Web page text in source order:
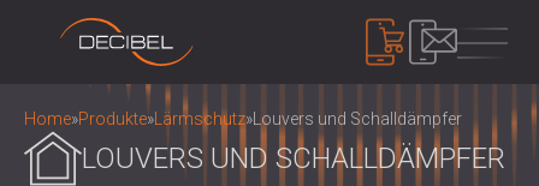
PRODUKTE
Home»Produkte» Lärmschutz» Louvers und Schalldämpfer
LOUVERS UND SCHALLDÄMPFER